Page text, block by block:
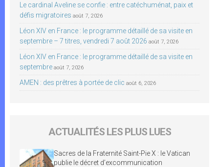
Le cardinal Aveline se confie : entre catéchuménat, paix et
défis migratoires août 7, 2026
Léon XIV en France : le programme détaillé de sa visite en
septembre – 7 titres, vendredi 7 août 2026 août 7, 2026
Léon XIV en France : le programme détaillé de sa visite en
septembre août 7, 2026
AMEN : des prêtres à portée de clic août 6, 2026
ACTUALITÉS LES PLUS LUES
Sacres de la Fraternité Saint-Pie X : le Vatican
publie le décret d’excommunication